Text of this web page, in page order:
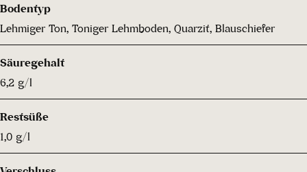
Bodentyp
Lehmiger Ton, Toniger Lehmboden, Quarzit, Blauschiefer
Säuregehalt
6,2 g/l
Restsüße
1,0 g/l